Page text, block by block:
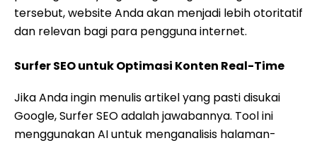
tersebut, website Anda akan menjadi lebih otoritatif
dan relevan bagi para pengguna internet.
Surfer SEO untuk Optimasi Konten Real-Time
Jika Anda ingin menulis artikel yang pasti disukai
Google, Surfer SEO adalah jawabannya. Tool ini
menggunakan AI untuk menganalisis halaman-